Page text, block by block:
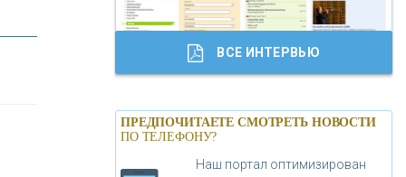
«ТРАСТ»
«ГАЗПРОМБАНК»
«МОСКОВСКИЙ КРЕДИТНЫЙ
БАНК»
Банки.ру обновил логотип впервые за
19 лет - «Лента новостей»
ВСЕ ИНТЕРВЬЮ
ПРЕДПОЧИТАЕТЕ СМОТРЕТЬ НОВОСТИ
ПО ТЕЛЕФОНУ?
Наш портал оптимизирован